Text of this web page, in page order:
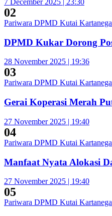
7 December 2025 | 23:30
02
Pariwara DPMD Kutai
DPMD Kukar Dorong
28 November 2025 | 19:36
03
Pariwara DPMD Kutai
Gerai Koperasi Merah
27 November 2025 | 19:40
04
Pariwara DPMD Kutai
Manfaat Nyata Alokasi
27 November 2025 | 19:40
05
Pariwara DPMD Kutai